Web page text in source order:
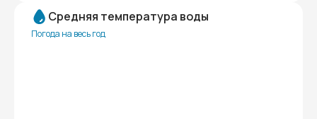
Средняя температура воды
Погода на весь год